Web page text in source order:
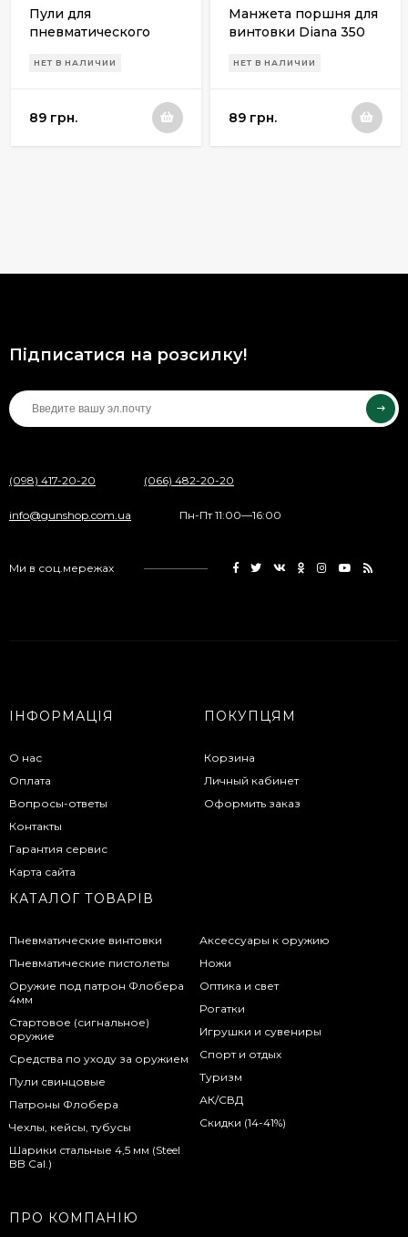
Пули для
пневматического
(длинные)
НЕТ В НАЛИЧИИ
89 грн.
Манжета поршня для
винтовки Diana 350
НЕТ В НАЛИЧИИ
89 грн.
Підписатися на розсилку!
(098) 417-20-20 (066) 482-20-20
info@gunshop.com.ua Пн-Пт 11:00—16:00
Ми в соц.мережах
ІНФОРМАЦІЯ
О нас
Оплата
Вопросы-ответы
Контакты
Гарантия сервис
Карта сайта
ПОКУПЦЯМ
Корзина
Личный кабинет
Оформить заказ
КАТАЛОГ ТОВАРІВ
Пневматические винтовки
Пневматические пистолеты
Оружие под патрон Флобера
4мм
Стартовое (сигнальное)
оружие
Средства по уходу за оружием
Пули свинцовые
Патроны Флобера
Чехлы, кейсы, тубусы
Шарики стальные 4,5 мм (Steel
BB Cal.)
Аксессуары к оружию
Ножи
Оптика и свет
Рогатки
Игрушки и сувениры
Спорт и отдых
Туризм
АК/СВД
Скидки (14-41%)
ПРО КОМПАНІЮ